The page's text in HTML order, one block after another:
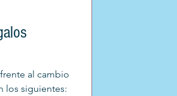
al cambio
los siguientes: